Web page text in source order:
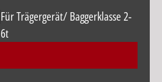
Für Trägergerät/ Baggerklasse 2-
6t